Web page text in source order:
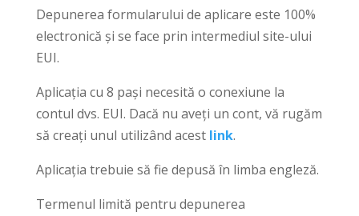
Depunerea formularului de aplicare este 100%
electronică și se face prin intermediul site-ului
EUI.
Aplicația cu 8 pași necesită o conexiune la
contul dvs. EUI. Dacă nu aveți un cont, vă rugăm
să creați unul utilizând acest link.
Aplicația trebuie să fie depusă în limba engleză.
Termenul limită pentru depunerea